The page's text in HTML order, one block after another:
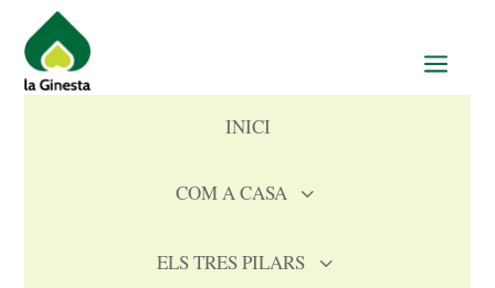
a
INICI
3
COM A CASA
3
ELS TRES PILARS